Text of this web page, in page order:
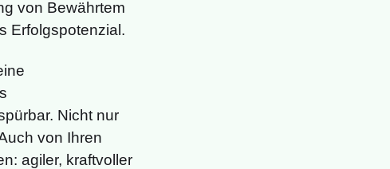
von Bewährtem
Erfolgspotenzial.
Nicht nur
von Ihren
agiler, kraftvoller